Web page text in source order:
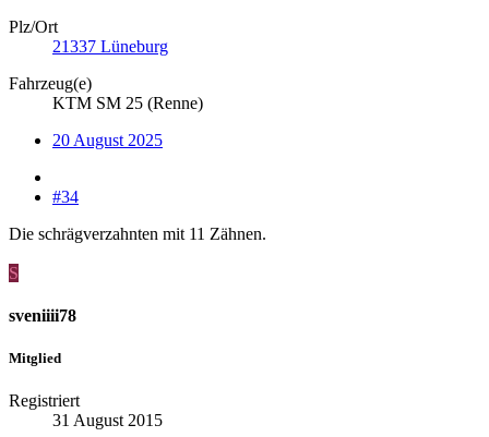
Plz/Ort
21337 Lüneburg
Fahrzeug(e)
KTM SM 25 (Renne)
20 August 2025
#34
Die schrägverzahnten mit 11 Zähnen.
S
sveniiii78
Mitglied
Registriert
31 August 2015